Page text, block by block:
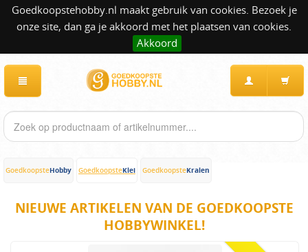
Goedkoopstehobby.nl maakt gebruik van cookies. Bezoek je
onze site, dan ga je akkoord met het plaatsen van cookies.
Akkoord
GoedkoopsteHobby GoedkoopsteKlei GoedkoopsteKralen
NIEUWE ARTIKELEN VAN DE GOEDKOOPSTE
HOBBYWINKEL!